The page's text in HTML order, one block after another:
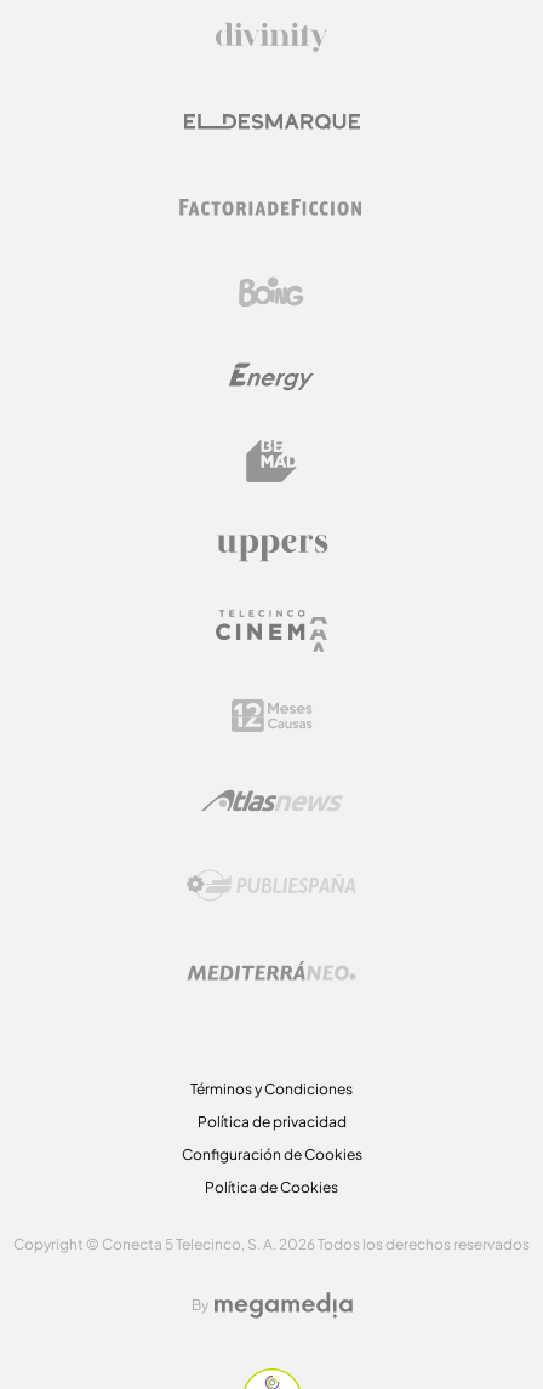
Términos y Condiciones
Política de privacidad
Configuración de Cookies
Política de Cookies
Copyright © Conecta 5 Telecinco, S. A. 2026 Todos los derechos reservados
By